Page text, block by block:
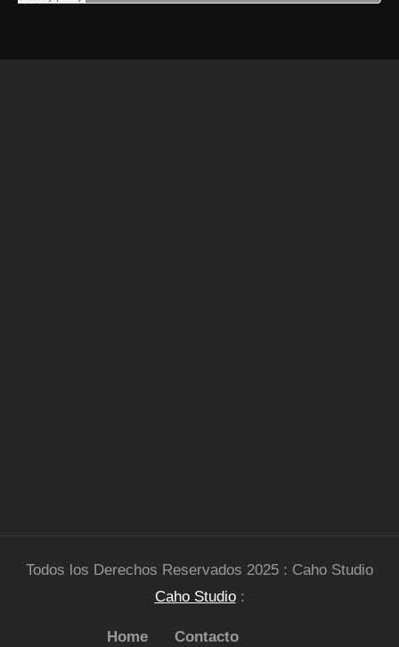
Todos los Derechos Reservados 2025 : Caho Studio
Caho Studio:
Home Contacto